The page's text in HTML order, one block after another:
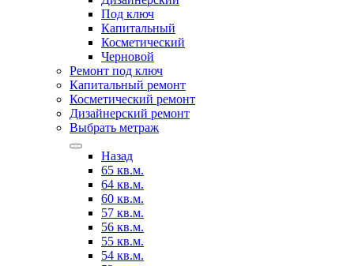
Под ключ
Капитальный
Косметический
Черновой
Ремонт под ключ
Капитальный ремонт
Косметический ремонт
Дизайнерский ремонт
Выбрать метраж
Назад
65 кв.м.
64 кв.м.
60 кв.м.
57 кв.м.
56 кв.м.
55 кв.м.
54 кв.м.